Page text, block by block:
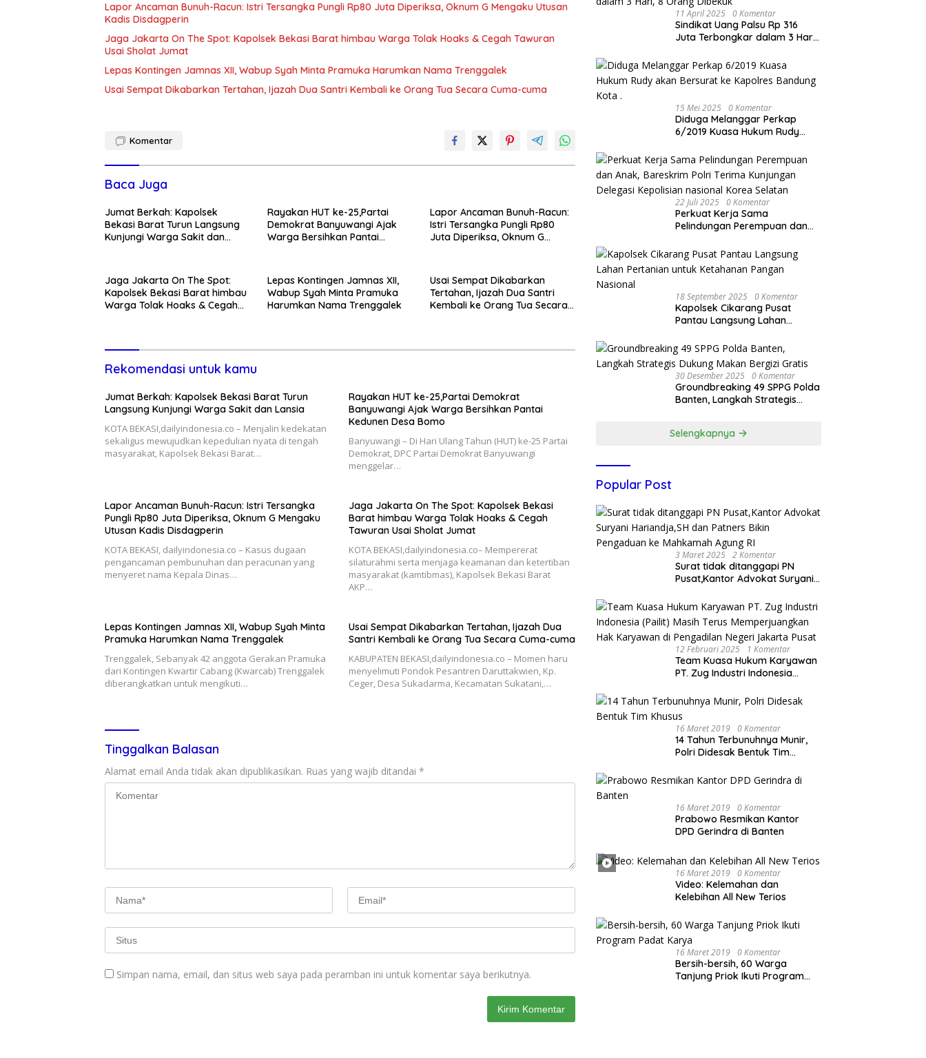
Lapor Ancaman Bunuh-Racun: Istri Tersangka Pungli Rp80 Juta Diperiksa, Oknum G Mengaku Utusan
Kadis Disdagperin
Jaga Jakarta On The Spot: Kapolsek Bekasi Barat himbau Warga Tolak Hoaks & Cegah Tawuran
Usai Sholat Jumat
Lepas Kontingen Jamnas XII, Wabup Syah Minta Pramuka Harumkan Nama Trenggalek
Usai Sempat Dikabarkan Tertahan, Ijazah Dua Santri Kembali ke Orang Tua Secara Cuma-cuma
Komentar
Baca Juga
Jumat Berkah: Kapolsek
Bekasi Barat Turun Langsung
Kunjungi Warga Sakit dan
Rayakan HUT ke-25,Partai
Demokrat Banyuwangi Ajak
Warga Bersihkan Pantai
Lapor Ancaman Bunuh-Racun:
Istri Tersangka Pungli Rp80
Juta Diperiksa, Oknum G
Jaga Jakarta On The Spot:
Kapolsek Bekasi Barat himbau
Warga Tolak Hoaks & Cegah
Lepas Kontingen Jamnas XII,
Wabup Syah Minta Pramuka
Harumkan Nama Trenggalek
Usai Sempat Dikabarkan
Tertahan, Ijazah Dua Santri
Kembali ke Orang Tua Secara
Rekomendasi untuk kamu
Jumat Berkah: Kapolsek Bekasi Barat Turun
Langsung Kunjungi Warga Sakit dan Lansia
KOTA BEKASI,dailyindonesia.co – Menjalin kedekatan
sekaligus mewujudkan kepedulian nyata di tengah
masyarakat, Kapolsek Bekasi Barat…
Rayakan HUT ke-25,Partai Demokrat
Banyuwangi Ajak Warga Bersihkan Pantai
Kedunen Desa Bomo
Banyuwangi – Di Hari Ulang Tahun (HUT) ke-25 Partai
Demokrat, DPC Partai Demokrat Banyuwangi
menggelar…
Lapor Ancaman Bunuh-Racun: Istri Tersangka
Pungli Rp80 Juta Diperiksa, Oknum G Mengaku
Utusan Kadis Disdagperin
KOTA BEKASI, dailyindonesia.co – Kasus dugaan
pengancaman pembunuhan dan peracunan yang
menyeret nama Kepala Dinas…
Jaga Jakarta On The Spot: Kapolsek Bekasi
Barat himbau Warga Tolak Hoaks & Cegah
Tawuran Usai Sholat Jumat
KOTA BEKASI,dailyindonesia.co– Mempererat
silaturahmi serta menjaga keamanan dan ketertiban
masyarakat (kamtibmas), Kapolsek Bekasi Barat
AKP…
Lepas Kontingen Jamnas XII, Wabup Syah Minta
Pramuka Harumkan Nama Trenggalek
Trenggalek, Sebanyak 42 anggota Gerakan Pramuka
dari Kontingen Kwartir Cabang (Kwarcab) Trenggalek
diberangkatkan untuk mengikuti…
Usai Sempat Dikabarkan Tertahan, Ijazah Dua
Santri Kembali ke Orang Tua Secara Cuma-cuma
KABUPATEN BEKASI,dailyindonesia.co – Momen haru
menyelimuti Pondok Pesantren Daruttakwien, Kp.
Ceger, Desa Sukadarma, Kecamatan Sukatani,…
Tinggalkan Balasan
Alamat email Anda tidak akan dipublikasikan. Ruas yang wajib ditandai *
Simpan nama, email, dan situs web saya pada peramban ini untuk komentar saya berikutnya.
11 April 2025 0 Komentar
Sindikat Uang Palsu Rp 316
Juta Terbongkar dalam 3 Hari,
15 Mei 2025 0 Komentar
Diduga Melanggar Perkap
6/2019 Kuasa Hukum Rudy
Bandung Kota .
22 Juli 2025 0 Komentar
Perkuat Kerja Sama
Pelindungan Perempuan dan
Kunjungan Delegasi Kepolisian
nasional Korea Selatan
18 September 2025 0 Komentar
Kapolsek Cikarang Pusat
Pantau Langsung Lahan
Pangan Nasional
30 Desember 2025 0 Komentar
Groundbreaking 49 SPPG Polda
Banten, Langkah Strategis
Selengkapnya
Popular Post
3 Maret 2025 2 Komentar
Surat tidak ditanggapi PN
Pusat,Kantor Advokat Suryani
Pengaduan ke Mahkamah
Agung RI
12 Februari 2025 1 Komentar
Team Kuasa Hukum Karyawan
PT. Zug Industri Indonesia
Memperjuangkan Hak
Karyawan di Pengadilan Negeri
Jakarta Pusat
16 Maret 2019 0 Komentar
14 Tahun Terbunuhnya Munir,
Polri Didesak Bentuk Tim
16 Maret 2019 0 Komentar
Prabowo Resmikan Kantor
DPD Gerindra di Banten
16 Maret 2019 0 Komentar
Video: Kelemahan dan
Kelebihan All New Terios
16 Maret 2019 0 Komentar
Bersih-bersih, 60 Warga
Tanjung Priok Ikuti Program